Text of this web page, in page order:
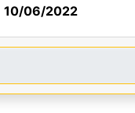
10/06/2022